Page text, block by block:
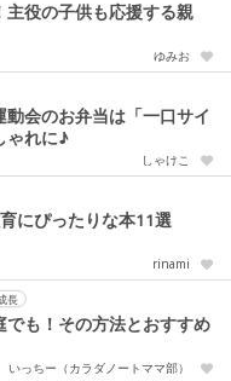
役の子供も応援する親
ゆみお
会のお弁当は「一口サイ
ゃれに♪
しゃけこ
にぴったりな本11選
rinami
長
も！その方法とおすすめ
いっちー（カラダノートママ部）